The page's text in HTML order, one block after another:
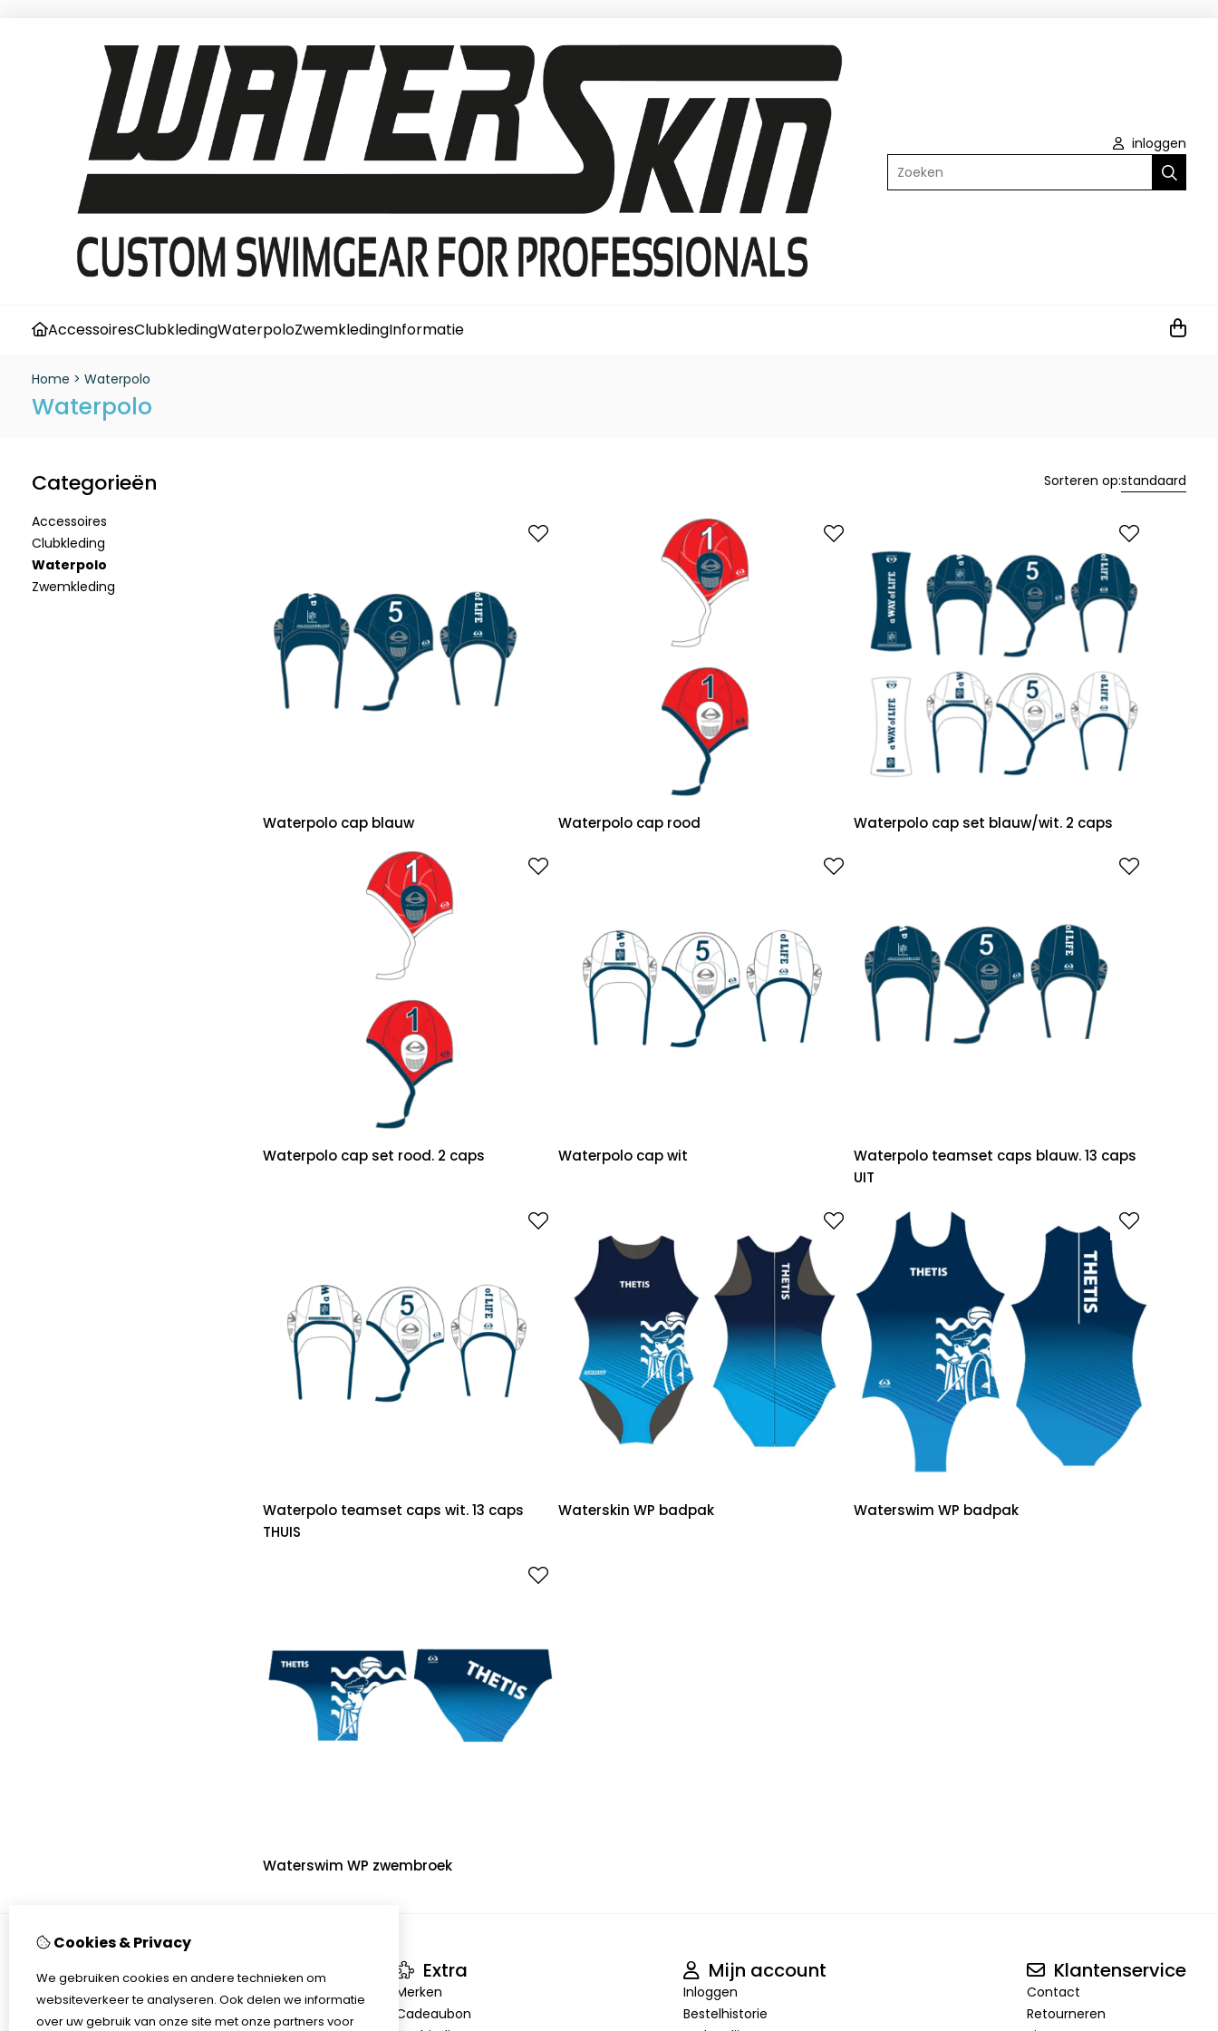
inloggen
Zoeken
AccessoiresClubkledingWaterpoloZwemkledingInformatie
Home > Waterpolo
Waterpolo
Categorieën
Accessoires
Clubkleding
Waterpolo
Zwemkleding
Sorteren op:standaard
Waterpolo cap blauw Waterpolo cap rood Waterpolo cap set blauw/wit. 2 caps
Waterpolo cap set rood. 2 caps Waterpolo cap wit
Waterpolo teamset caps blauw. 13 caps
UIT
Waterpolo teamset caps wit. 13 caps
THUIS
Waterskin WP badpak Waterswim WP badpak
Waterswim WP zwembroek
Informatie
Over ons
Verzenden & Retourneren
Extra
Merken
Cadeaubon
Mijn account
Inloggen
Bestelhistorie
Klantenservice
Contact
Retourneren
Cookies & Privacy
We gebruiken cookies en andere technieken om
websiteverkeer te analyseren. Ook delen we informatie
over uw gebruik van onze site met onze partners voor